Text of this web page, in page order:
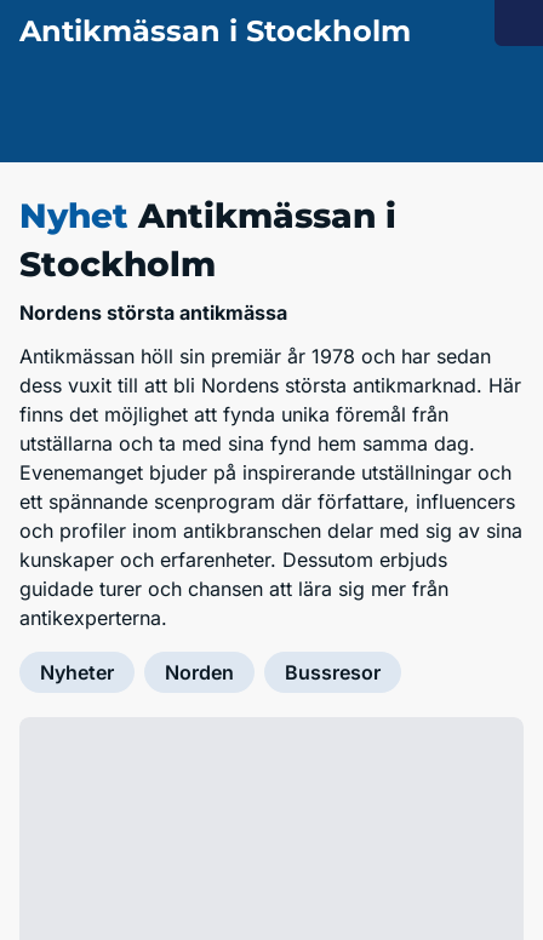
Antikmässan i Stockholm
Nyhet Antikmässan i
Stockholm
Nordens största antikmässa
Antikmässan höll sin premiär år 1978 och har sedan
dess vuxit till att bli Nordens största antikmarknad. Här
finns det möjlighet att fynda unika föremål från
utställarna och ta med sina fynd hem samma dag.
Evenemanget bjuder på inspirerande utställningar och
ett spännande scenprogram där författare, influencers
och profiler inom antikbranschen delar med sig av sina
kunskaper och erfarenheter. Dessutom erbjuds
guidade turer och chansen att lära sig mer från
antikexperterna.
Nyheter Norden Bussresor